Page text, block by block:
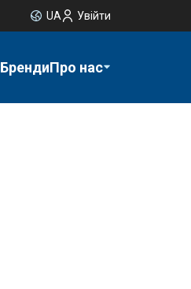
UA Увійти
БрендиПро нас